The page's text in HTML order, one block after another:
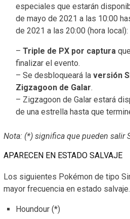
especiales que estarán
de mayo de 2021 a las 10:00
de 2021 a las 20:00 (hora local):
– Triple de PX por captura
finalizar el evento.
– Se desbloqueará la versión
Zigzagoon de Galar.
– Zigzagoon de Galar estará
de una estrella hasta que
Nota: (*) significa que pueden salir
APARECEN EN ESTADO SALVAJE
Los siguientes Pokémon de tipo
mayor frecuencia en estado salvaje.
Houndour (*)